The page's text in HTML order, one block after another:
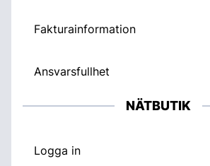
Fakturainformation
Ansvarsfullhet
NÄTBUTIK
Logga in